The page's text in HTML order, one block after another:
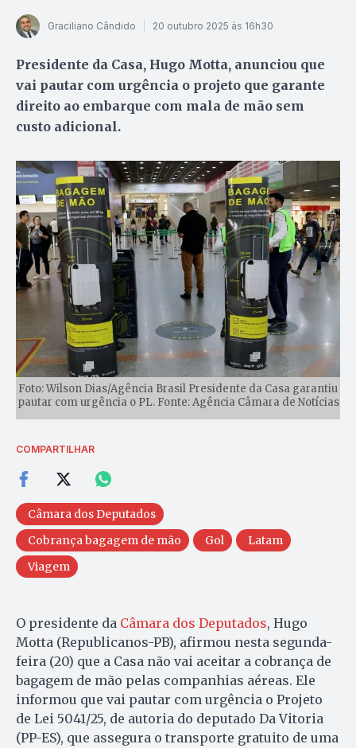
Graciliano Cândido 20 outubro 2025 às 16h30
Presidente da Casa, Hugo Motta, anunciou que
vai pautar com urgência o projeto que garante
direito ao embarque com mala de mão sem
custo adicional.
Foto: Wilson Dias/Agência Brasil Presidente da Casa garantiu
pautar com urgência o PL. Fonte: Agência Câmara de Notícias
COMPARTILHAR
Câmara dos Deputados
Cobrança bagagem de mão
Gol
Latam
Viagem
O presidente da Câmara dos Deputados, Hugo
Motta (Republicanos-PB), afirmou nesta segunda-
feira (20) que a Casa não vai aceitar a cobrança de
bagagem de mão pelas companhias aéreas. Ele
informou que vai pautar com urgência o Projeto
de Lei 5041/25, de autoria do deputado Da Vitoria
(PP-ES), que assegura o transporte gratuito de uma